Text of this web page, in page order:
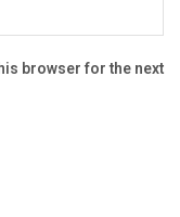
browser for the next